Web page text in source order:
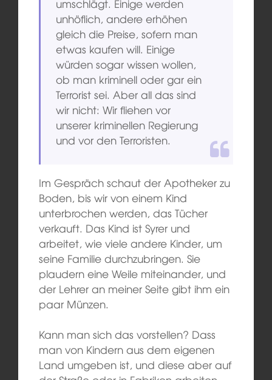
umschlägt. Einige werden
unhöflich, andere erhöhen
gleich die Preise, sofern man
etwas kaufen will. Einige
würden sogar wissen wollen,
ob man kriminell oder gar ein
Terrorist sei. Aber all das sind
wir nicht: Wir fliehen vor
unserer kriminellen Regierung
und vor den Terroristen.
Im Gespräch schaut der Apotheker zu
Boden, bis wir von einem Kind
unterbrochen werden, das Tücher
verkauft. Das Kind ist Syrer und
arbeitet, wie viele andere Kinder, um
seine Familie durchzubringen. Sie
plaudern eine Weile miteinander, und
der Lehrer an meiner Seite gibt ihm ein
paar Münzen.
Kann man sich das vorstellen? Dass
man von Kindern aus dem eigenen
Land umgeben ist, und diese aber auf